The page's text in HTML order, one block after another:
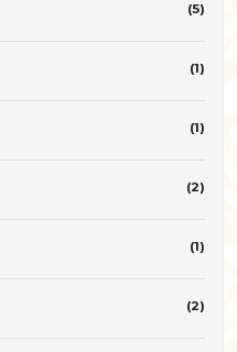
(5)
(1)
(1)
(2)
(1)
(2)